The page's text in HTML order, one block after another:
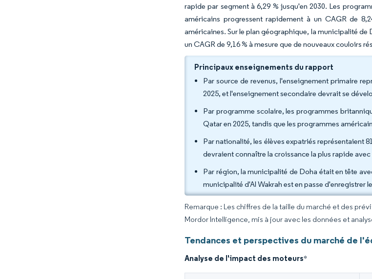
rapide par segment à 6,29 % jusqu'en 2030. Les
américains progressent rapidement à un CAGR de
américaines. Sur le plan géographique, la municipalité
un CAGR de 9,16 % à mesure que de nouveaux couloirs
Principaux enseignements du rapport
Par source de revenus, l'enseignement primaire
2025, et l'enseignement secondaire devrait se
Par programme scolaire, les programmes
Qatar en 2025, tandis que les programmes
Par nationalité, les élèves expatriés représentaient
devraient connaître la croissance la plus rapide
Par région, la municipalité de Doha était en tête
municipalité d'Al Wakrah est en passe d'enregistrer
Remarque : Les chiffres de la taille du marché et des
Mordor Intelligence, mis à jour avec les données et
Tendances et perspectives du marché de
Analyse de l'impact des moteurs*